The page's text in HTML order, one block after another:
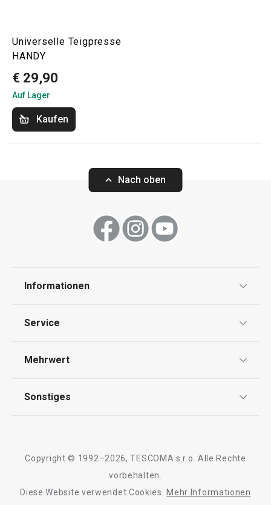
Universelle Teigpresse
HANDY
€ 29,90
Auf Lager
Kaufen
Nach oben
Informationen
Impressum
Service
Rückgabe von Waren/Reklamation
Mehrwert
Sonstiges
Barrierefreiheit
Copyright © 1992–2026, TESCOMA s.r.o. Alle Rechte
vorbehalten.
Diese Website verwendet Cookies.
Mehr Informationen